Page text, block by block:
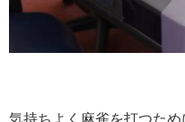
気持ちよく麻雀を打つため